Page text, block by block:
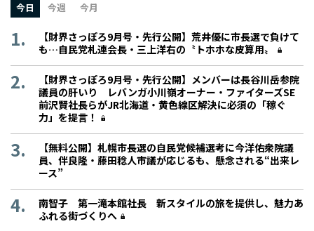
今日 今週 今月
【財界さっぽろ9月号・先行公開】荒井優に市長選で負けて
も…自民党札連会長・三上洋右の〝トホホな皮算用〟
【財界さっぽろ9月号・先行公開】メンバーは長谷川岳参院
議員の肝いり レバンガ小川嶺オーナー・ファイターズSE
前沢賢社長らがJR北海道・黄色線区解決に必須の「稼ぐ
力」を提言！
【無料公開】札幌市長選の自民党候補選考に今洋佑衆院議
員、伴良隆・藤田稔人市議が応じるも、懸念される“出来レ
ース”
南智子 第一滝本館社長 新スタイルの旅を提供し、魅力あ
ふれる街づくりへ